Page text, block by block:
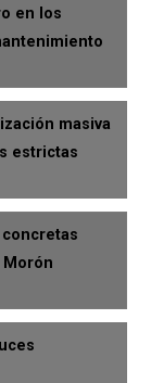
en los
masiva
estrictas
Morón